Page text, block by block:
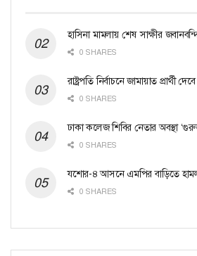
হাসিনা মামলায় শেষ সাক্ষীর
0 SHARES
রাষ্ট্রপতি নির্বাচনে জামায়াত প্রার্থী
0 SHARES
ঢাকা কলেজ শিবির নেতার অবস্থা
0 SHARES
যশোর-৪ আসনে এমপির বাড়িতে
0 SHARES